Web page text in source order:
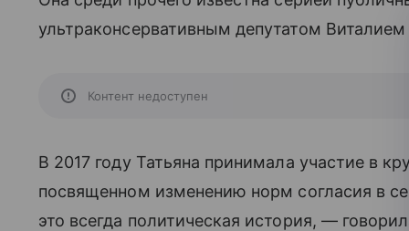
ультраконсервативным депутатом
Контент недоступен
В 2017 году Татьяна принимала участие в
посвященном изменению норм согласия в
это всегда политическая история, —